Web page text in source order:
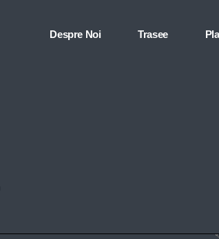
Despre Noi Trasee